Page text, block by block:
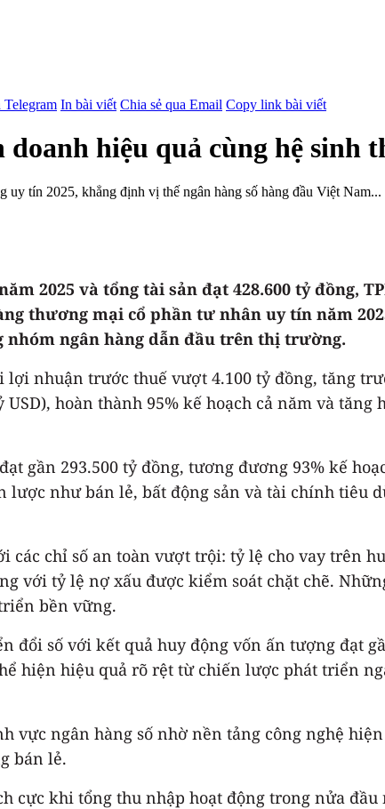
Telegram In bài viết Chia sẻ qua Email Copy link bài viết
hiệu quả cùng hệ sinh
tín 2025, khẳng định vị thế ngân hàng số hàng đầu Việt Nam...
2025 và tổng tài sản đạt 428.600 tỷ đồng,
thương mại cổ phần tư nhân uy tín năm
ngân hàng dẫn đầu trên thị trường.
nhuận trước thuế vượt 4.100 tỷ đồng, tăng
hoàn thành 95% kế hoạch cả năm và
gần 293.500 tỷ đồng, tương đương 93% kế
như bán lẻ, bất động sản và tài chính tiêu
chỉ số an toàn vượt trội: tỷ lệ cho vay trên
với tỷ lệ nợ xấu được kiểm soát chặt chẽ.
bền vững.
số với kết quả huy động vốn ấn tượng đạt
hiện hiệu quả rõ rệt từ chiến lược phát triển
vực ngân hàng số nhờ nền tảng công nghệ
bán lẻ.
cực khi tổng thu nhập hoạt động trong nửa